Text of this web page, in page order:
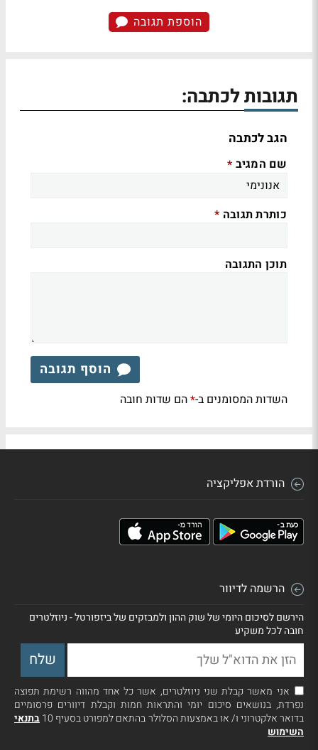
הוספת תגובה
תגובות לכתבה:
הגב לכתבה
שם המגיב *
כותרת תגובה *
תוכן התגובה
הוסף תגובה
השדות המסומנים ב-*הם שדות חובה
הורדת אפליקציה
הרשמה לדיוור
הירשם לסיכום היומי של שוק ההון ולמבזקים של ביזפורטל - ניוזלטרים
חובה לכל משקיע
אני מאשר קבלת שני ניוזלטרים, אשר כל אחד מהווה רשימת תפוצה
נפרדת, בנושאים סיכום יומי והתראות חמות וקבלת דיוורים פרסומיים
בדואר אלקטרוני ו/ או באמצעות הסלולר בהתאם למפורט בסעיף 10
בתנאי
השימוש